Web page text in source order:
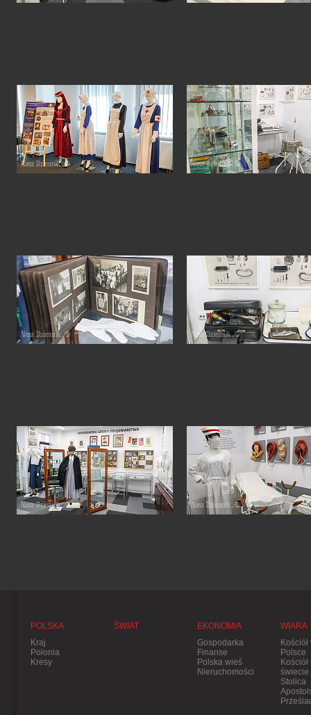
POLSKA
Kraj
Polonia
Kresy
ŚWIAT
EKONOMIA
Gospodarka
Finanse
Polska wieś
Nieruchomości
WIARA
Kościół
Polsce
Kościół
świecie
Stolica